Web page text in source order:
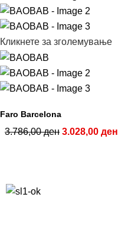
Кликнете за зголемување
Faro Barcelona
3.786,00ден 3.028,00 ден